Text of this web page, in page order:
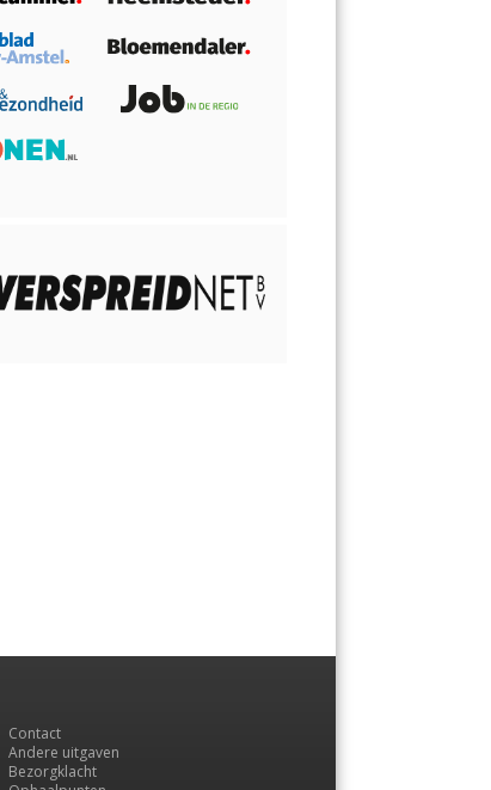
Contact
Andere uitgaven
Bezorgklacht